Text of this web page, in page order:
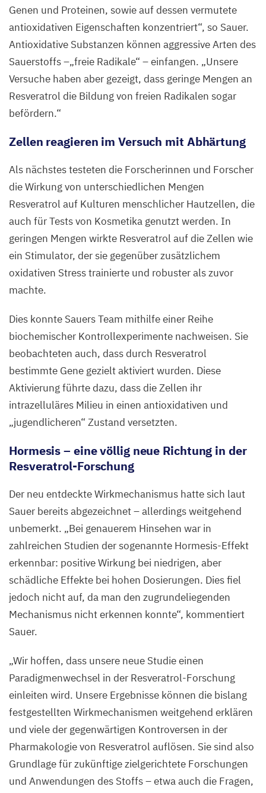
Genen und Proteinen, sowie auf dessen vermutete
antioxidativen Eigenschaften konzentriert“, so Sauer.
Antioxidative Substanzen können aggressive Arten des
Sauerstoffs –„freie Radikale“ – einfangen. „Unsere
Versuche haben aber gezeigt, dass geringe Mengen an
Resveratrol die Bildung von freien Radikalen sogar
befördern.“
Zellen reagieren im Versuch mit Abhärtung
Als nächstes testeten die Forscherinnen und Forscher
die Wirkung von unterschiedlichen Mengen
Resveratrol auf Kulturen menschlicher Hautzellen, die
auch für Tests von Kosmetika genutzt werden. In
geringen Mengen wirkte Resveratrol auf die Zellen wie
ein Stimulator, der sie gegenüber zusätzlichem
oxidativen Stress trainierte und robuster als zuvor
machte.
Dies konnte Sauers Team mithilfe einer Reihe
biochemischer Kontrollexperimente nachweisen. Sie
beobachteten auch, dass durch Resveratrol
bestimmte Gene gezielt aktiviert wurden. Diese
Aktivierung führte dazu, dass die Zellen ihr
intrazelluläres Milieu in einen antioxidativen und
„jugendlicheren“ Zustand versetzten.
Hormesis – eine völlig neue Richtung in der
Resveratrol-Forschung
Der neu entdeckte Wirkmechanismus hatte sich laut
Sauer bereits abgezeichnet – allerdings weitgehend
unbemerkt. „Bei genauerem Hinsehen war in
zahlreichen Studien der sogenannte Hormesis-Effekt
erkennbar: positive Wirkung bei niedrigen, aber
schädliche Effekte bei hohen Dosierungen. Dies fiel
jedoch nicht auf, da man den zugrundeliegenden
Mechanismus nicht erkennen konnte“, kommentiert
Sauer.
„Wir hoffen, dass unsere neue Studie einen
Paradigmenwechsel in der Resveratrol-Forschung
einleiten wird. Unsere Ergebnisse können die bislang
festgestellten Wirkmechanismen weitgehend erklären
und viele der gegenwärtigen Kontroversen in der
Pharmakologie von Resveratrol auflösen. Sie sind also
Grundlage für zukünftige zielgerichtete Forschungen
und Anwendungen des Stoffs – etwa auch die Fragen,